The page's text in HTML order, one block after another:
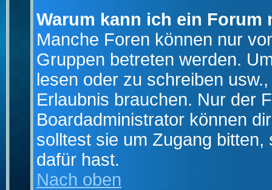
Warum kann ich ein Forum
Manche Foren können nur
Gruppen betreten werden.
lesen oder zu schreiben
Erlaubnis brauchen. Nur der
Boardadministrator können
solltest sie um Zugang
dafür hast.
Nach oben